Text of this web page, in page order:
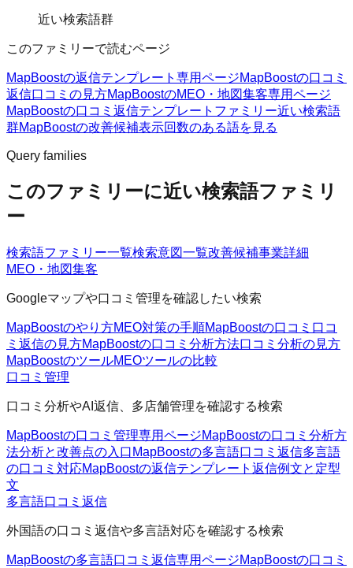
近い検索語群
このファミリーで読むページ
MapBoostの返信テンプレート 専用ページMapBoostの口コミ
返信口コミの見方MapBoostのMEO・地図集客専用ページ
MapBoostの口コミ返信テンプレートファミリー近い検索語
群MapBoostの改善候補表示回数のある語を見る
Query families
このファミリーに近い検索語ファミリ
ー
検索語ファミリー一覧検索意図一覧改善候補事業詳細
MEO・地図集客
Googleマップや口コミ管理を確認したい検索
MapBoostのやり方MEO対策の手順MapBoostの口コミ 口コ
ミ返信の見方MapBoostの口コミ分析方法口コミ分析の見方
MapBoostのツールMEOツールの比較
口コミ管理
口コミ分析やAI返信、多店舗管理を確認する検索
MapBoostの口コミ管理専用ページMapBoostの口コミ分析方
法分析と改善点の入口 MapBoostの多言語口コミ返信多言語
の口コミ対応MapBoostの返信テンプレート 返信例文と定型
文
多言語口コミ返信
外国語の口コミ返信や多言語対応を確認する検索
MapBoostの多言語口コミ返信専用ページMapBoostの口コミ